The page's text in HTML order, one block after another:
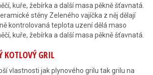
kuře, žebírka a další masa pěkně šťavnatá.
stěny Zeleného vajíčka z něj dělají
kontrolovaná teplota uzení dělá maso
kuře, žebírka a další masa pěkně šťavnatá.
KOTLOVÝ GRIL
vlastnosti jak plynového grilu tak grilu na